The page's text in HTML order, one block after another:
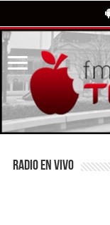
RADIO EN VIVO